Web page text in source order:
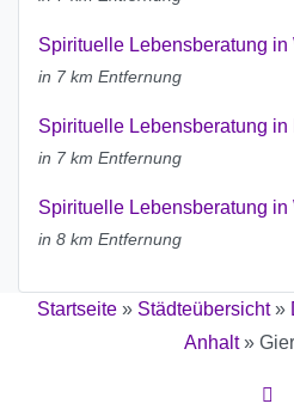
Spirituelle Lebensberatung in
in 7 km Entfernung
Spirituelle Lebensberatung
in 7 km Entfernung
Spirituelle Lebensberatung in
in 8 km Entfernung
Startseite» Städteübersicht»
Anhalt»